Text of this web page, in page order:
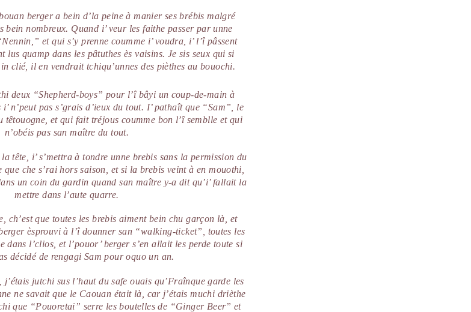
berger a bein d’la peine à manier ses brébis malgré
bein nombreux. Quand i’ veur les faithe passer par unne
et qui s’y prenne coumme i’ voudra, i’ l’î pâssent
lus quamp dans les pâtuthes ès vaisins. Je sis seux qui si
clié, il en vendrait tchiqu’unnes des pièthes au bouochi.
deux “Shepherd-boys” pour l’î bâyi un coup-de-main à
n’peut pas s’grais d’ieux du tout. I’ pathaît que “Sam”, le
têtouogne, et qui fait tréjous coumme bon l’î semblle et qui
n’obéis pas san maître du tout.
tête, i’ s’mettra à tondre unne brebis sans la permission du
che s’rai hors saison, et si la brebis veint à en mouothi,
un coin du gardin quand san maître y-a dit qu’i’ fallait la
mettre dans l’aute quarre.
ch’est que toutes les brebis aiment bein chu garçon là, et
èsprouvi à l’î dounner san “walking-ticket”, toutes les
dans l’clios, et l’pouor’ berger s’en allait les perde toute si
décidé de rengagi Sam pour oquo un an.
j’étais jutchi sus l’haut du safe ouais qu’Fraînque garde les
ne savait que le Caouan était là, car j’étais muchi drièthe
que “Pouoretai” serre les boutelles de “Ginger Beer” et